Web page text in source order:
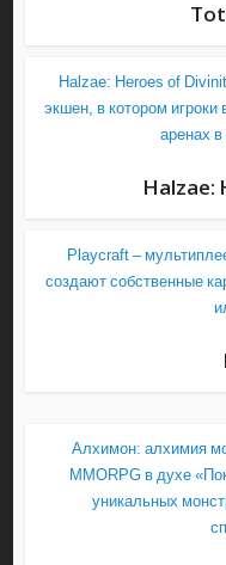
Halzae: Heroes of
экшен, в котором
аренах
Halzae:
Playcraft –
создают собственные
Алхимон: алхимия
MMORPG в духе
уникальных